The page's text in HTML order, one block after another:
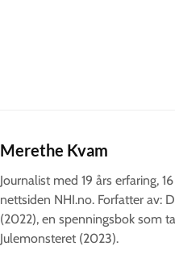
Merethe Kvam
Journalist med 19 års erfaring,
nettsiden NHI.no. Forfatter av:
(2022), en spenningsbok som
Julemonsteret (2023).